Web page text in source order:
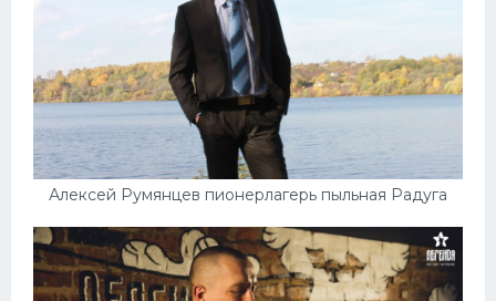
Алексей Румянцев пионерлагерь пыльная Радуга